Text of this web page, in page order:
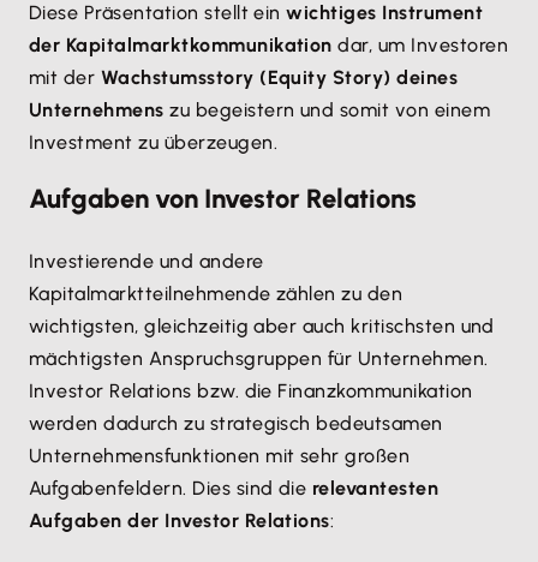
Diese Präsentation stellt einwichtiges Instrument
der Kapitalmarktkommunikationdar, um Investoren
mit der Wachstumsstory (Equity Story) deines
Unternehmenszu begeistern und somit von einem
Investment zu überzeugen.
Aufgaben von Investor Relations
Investierende und andere
Kapitalmarktteilnehmende zählen zu den
wichtigsten, gleichzeitig aber auch kritischsten und
mächtigsten Anspruchsgruppen für Unternehmen.
Investor Relations bzw. die Finanzkommunikation
werden dadurch zu strategisch bedeutsamen
Unternehmensfunktionen mit sehr großen
Aufgabenfeldern. Dies sind die relevantesten
Aufgaben der Investor Relations: